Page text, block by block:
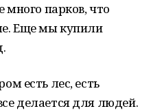
много парков, что
Еще мы купили
есть лес, есть
делается для людей.